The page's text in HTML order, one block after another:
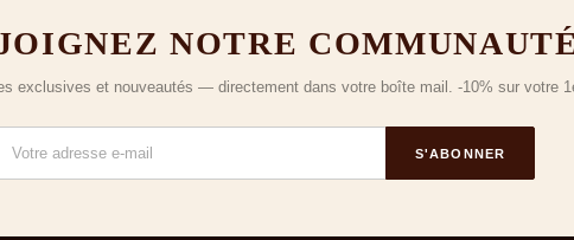
NOTRE
exclusives et nouveautés — directement dans votre boîte mail. -10% sur votre
S'ABONNER